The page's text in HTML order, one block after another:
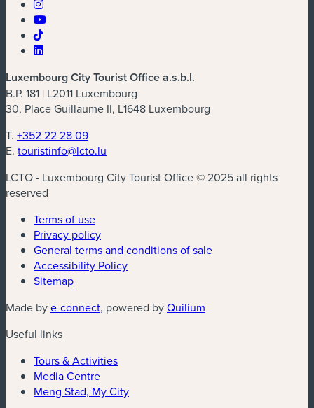
Luxembourg City Tourist Office a.s.b.l.
B.P. 181 | L2011 Luxembourg
30, Place Guillaume II, L1648 Luxembourg
T. +352 22 28 09
E. touristinfo@lcto.lu
LCTO - Luxembourg City Tourist Office © 2025 all rights
reserved
Terms of use
Privacy policy
General terms and conditions of sale
Accessibility Policy
Sitemap
Made bye-connect(new window)
, powered byQuilium
Useful links
Tours & Activities
Media Centre
Meng Stad, My City